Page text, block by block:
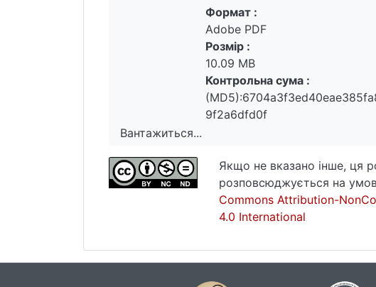
Вантажиться...
Вантажиться...
Формат :
Adobe PDF
Розмір :
10.09 MB
Контрольна сума :
9f2a6dfd0f
Якщо не вказано інше, ця
розповсюджується на
Commons Attribution-
4.0 International